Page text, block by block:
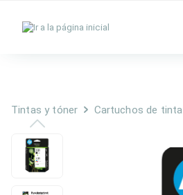
Tintas y tóner Cartuchos de tinta